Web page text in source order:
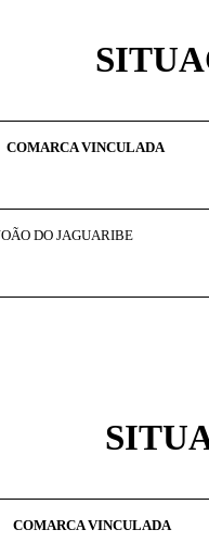
COMARCA VINCULADA
DO JAGUARIBE
COMARCA VINCULADA